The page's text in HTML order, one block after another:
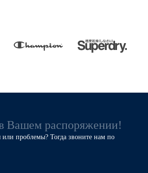
Вашем распоряжении!
или проблемы? Тогда звоните нам по